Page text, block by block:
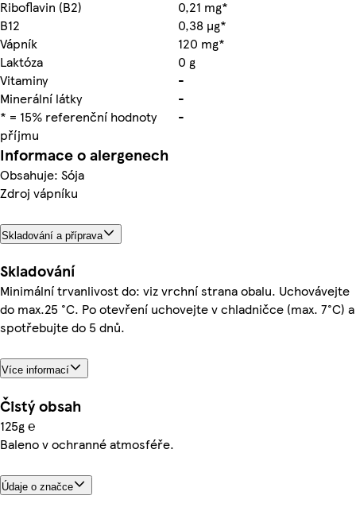
Riboflavin (B2)
0,21 mg*
B12
0,38 µg*
Vápník
120 mg*
Laktóza
0 g
Vitaminy
-
Minerální látky
-
* = 15% referenční hodnoty
příjmu
-
Informace o alergenech
Obsahuje: Sója
Zdroj vápníku
Skladování a příprava
Skladování
Minimální trvanlivost do: viz vrchní strana obalu. Uchovávejte
do max.25 °C. Po otevření uchovejte v chladničce (max. 7°C) a
spotřebujte do 5 dnů.
Více informací
Čistý obsah
125g ℮
Baleno v ochranné atmosféře.
Údaje o značce